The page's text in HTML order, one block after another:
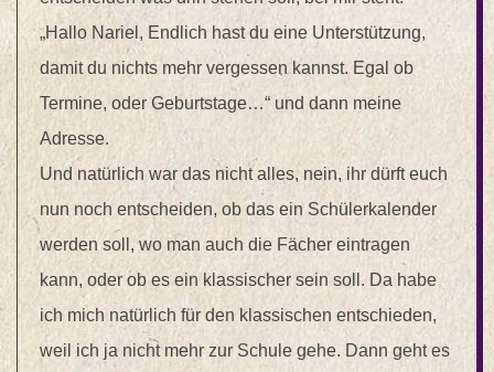
„Hallo Nariel, Endlich hast du eine Unterstützung,
damit du nichts mehr vergessen kannst. Egal ob
Termine, oder Geburtstage…“ und dann meine
Adresse.
Und natürlich war das nicht alles, nein, ihr dürft euch
nun noch entscheiden, ob das ein Schülerkalender
werden soll, wo man auch die Fächer eintragen
kann, oder ob es ein klassischer sein soll. Da habe
ich mich natürlich für den klassischen entschieden,
weil ich ja nicht mehr zur Schule gehe. Dann geht es